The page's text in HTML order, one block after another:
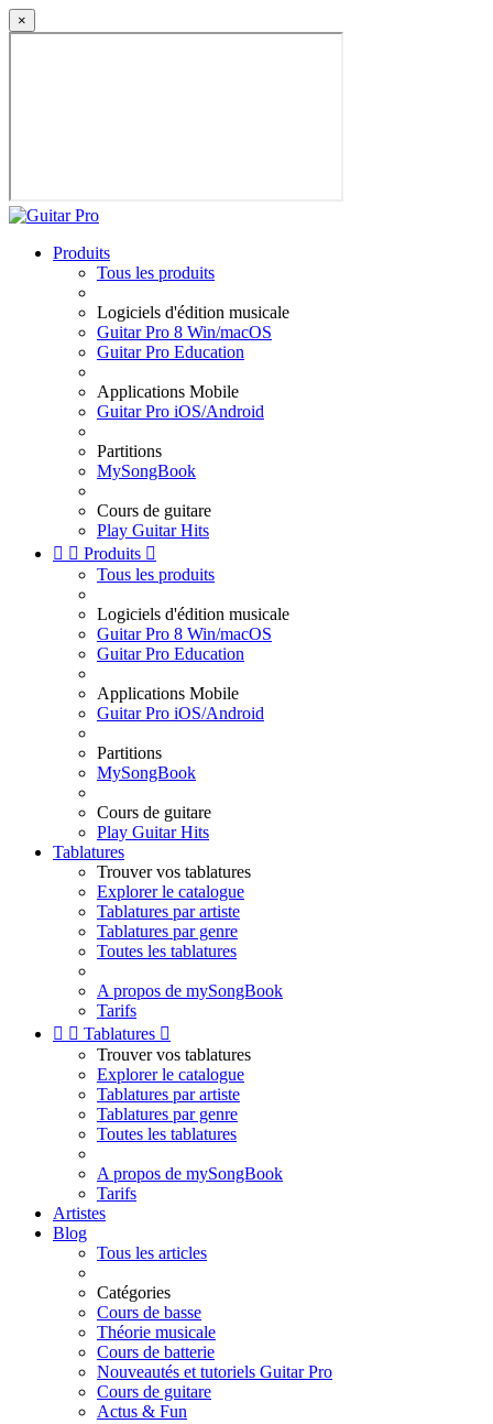
×
Produits
Tous les produits
Logiciels d'édition musicale
Guitar Pro 8 Win/macOS
Guitar Pro Education
Applications Mobile
Guitar Pro iOS/Android
Partitions
MySongBook
Cours de guitare
Play Guitar Hits
  Produits 
Tous les produits
Logiciels d'édition musicale
Guitar Pro 8 Win/macOS
Guitar Pro Education
Applications Mobile
Guitar Pro iOS/Android
Partitions
MySongBook
Cours de guitare
Play Guitar Hits
Tablatures
Trouver vos tablatures
Explorer le catalogue
Tablatures par artiste
Tablatures par genre
Toutes les tablatures
A propos de mySongBook
Tarifs
  Tablatures 
Trouver vos tablatures
Explorer le catalogue
Tablatures par artiste
Tablatures par genre
Toutes les tablatures
A propos de mySongBook
Tarifs
Artistes
Blog
Tous les articles
Catégories
Cours de basse
Théorie musicale
Cours de batterie
Nouveautés et tutoriels Guitar Pro
Cours de guitare
Actus & Fun